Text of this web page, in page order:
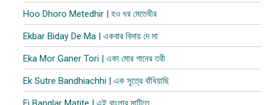
Hoo Dhoro Metedhir | হও ধর মেতেধীর
Ekbar Biday De Ma | একবার বিদায় দে মা
Eka Mor Ganer Tori | একা মোর গানের তরী
Ek Sutre Bandhiachhi | এক সুত্রে বাঁধিয়াছি